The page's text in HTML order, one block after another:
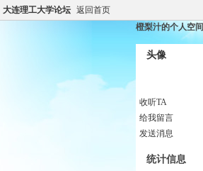
大连理工大学论坛 返回首页
橙梨汁的个人空间
头像
收听TA
给我留言
发送消息
统计信息